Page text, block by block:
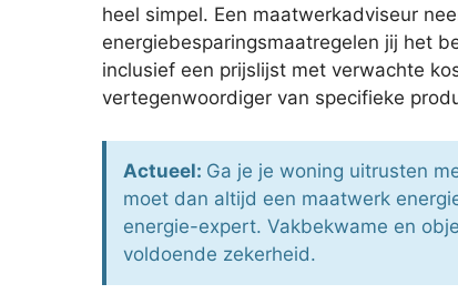
heel simpel. Een maatwerkadviseur
energiebesparingsmaatregelen jij het
inclusief een prijslijst met verwachte
vertegenwoordiger van specifieke
Actueel: Ga je je woning uitrusten
moet dan altijd een maatwerk
energie-expert. Vakbekwame en
voldoende zekerheid.